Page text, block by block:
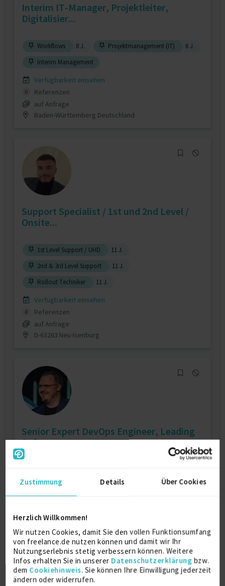
Zustimmung Details Über Cookies
Herzlich Willkommen!
Wir nutzen Cookies, damit Sie den vollen Funktionsumfang
von freelance.de nutzen können und damit wir Ihr
Nutzungserlebnis stetig verbessern können. Weitere
Infos erhalten Sie in unserer Datenschutzerklärung bzw.
dem Cookiehinweis. Sie können Ihre Einwilligung jederzeit
ändern oder widerrufen.
Interim IT-Manager, Projektleiter,
Digitalisier...
Workflows 8 J. Projektmanagement (IT)
6 J.
Interim Management
Verfügbarkeit einsehen
0
Referenzen
auf Anfrage
Baden-Württemberg Deutschland
Support Specialist / 1st und 2nd Level /
Onsite...
1st Level Support / UHD
11 J.
2nd & 3rd Level Support
11 J.
Rollout Techniker
11 J.
Verfügbarkeit einsehen
0
Referenzen
auf Anfrage
D-63263 Neu-Isenburg
Senior Expert DevOps Engineer, Leading
Software...
Kubernetes
4
Referenzen
auf Anfrage
D-41540 Dormagen